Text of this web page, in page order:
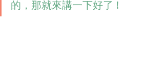
的，那就來講一下好了 !